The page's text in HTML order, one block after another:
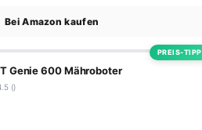
Bei Amazon kaufen
PREIS-TIPP
Genie 600 Mähroboter
()